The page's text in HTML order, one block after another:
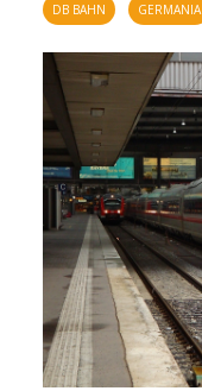
DB BAHN GERMANIA